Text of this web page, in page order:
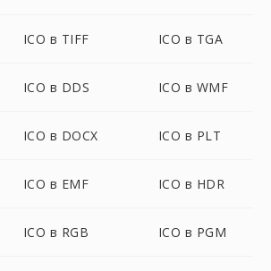
ICO в TIFF ICO в TGA
ICO в DDS ICO в WMF
ICO в DOCX ICO в PLT
ICO в EMF ICO в HDR
ICO в RGB ICO в PGM